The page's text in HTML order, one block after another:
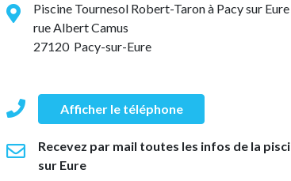
Piscine Tournesol Robert-Taron à Pacy sur Eure
rue Albert Camus
27120 Pacy-sur-Eure
Afficher le téléphone
Recevez par mail toutes les infos de la
sur Eure